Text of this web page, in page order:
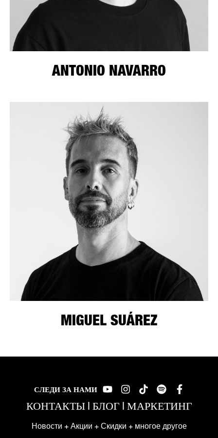
ANTONIO NAVARRO
MIGUEL SUÁREZ
СЛЕДИ ЗА НАМИ
КОНТАКТЫ| БЛОГ | МАРКЕТИНГ
Новости + Акции + Скидки + многое другое